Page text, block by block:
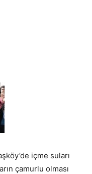
içme suları
çamurlu olması